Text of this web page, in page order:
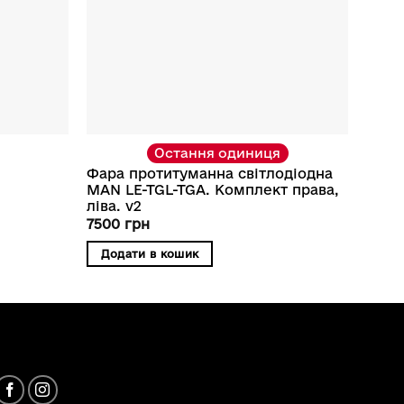
Остання одиниця
Фара протитуманна світлодіодна
MAN LE-TGL-TGA. Комплект права,
ліва. v2
7500 грн
Додати в кошик